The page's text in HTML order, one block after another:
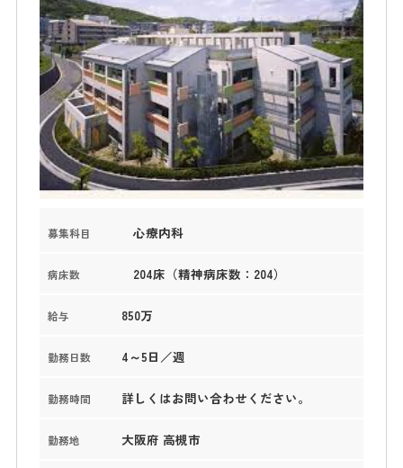
募集科目 心療内科
病床数 204床（精神病床数：204）
給与 850万
勤務日数 4～5日／週
勤務時間 詳しくはお問い合わせください。
勤務地 大阪府 高槻市